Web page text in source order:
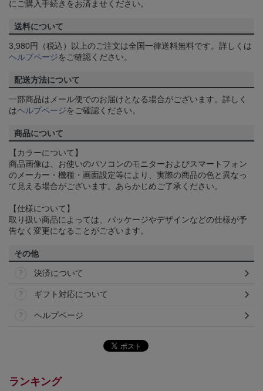
にご購入手続きをお済ませください。
送料について
3,980円（税込）以上のご注文は全国一律送料無料です。詳しくは
ヘルプページをご確認ください。
配送方法について
一部商品はメール便でのお届けとなる場合がございます。詳しく
はヘルプページをご確認ください。
商品について
【カラーについて】
商品画像は、お使いのパソコンのモニターおよびスマートフォン
のメーカー・機種・画面設定等により、実際の商品の色と異なっ
て見える場合がございます。あらかじめご了承ください。
【仕様について】
取り扱い商品によっては、パッケージやデザインなどの仕様が予
告なく変更になることがございます。
その他
決済について
ギフト対応について
ヘルプページ
ランキング